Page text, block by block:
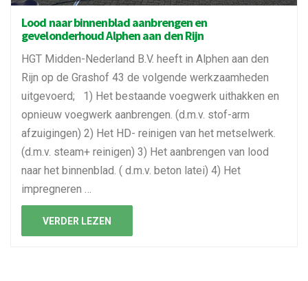
Lood naar binnenblad aanbrengen en
gevelonderhoud Alphen aan den Rijn
HGT Midden-Nederland B.V. heeft in Alphen aan den
Rijn op de Grashof 43 de volgende werkzaamheden
uitgevoerd; 1) Het bestaande voegwerk uithakken en
opnieuw voegwerk aanbrengen. (d.m.v. stof-arm
afzuigingen) 2) Het HD- reinigen van het metselwerk.
(d.m.v. steam+ reinigen) 3) Het aanbrengen van lood
naar het binnenblad. ( d.m.v. beton latei) 4) Het
impregneren …
VERDER LEZEN